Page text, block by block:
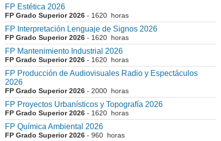
FP Estética 2026
FP Grado Superior 2026 - 1620 horas
FP Interpretación Lenguaje de Signos 2026
FP Grado Superior 2026 - 1620 horas
FP Mantenimiento Industrial 2026
FP Grado Superior 2026 - 1620 horas
FP Producción de Audiovisuales Radio y Espectáculos
2026
FP Grado Superior 2026 - 2000 horas
FP Proyectos Urbanísticos y Topografía 2026
FP Grado Superior 2026 - 1620 horas
FP Química Ambiental 2026
FP Grado Superior 2026 - 960 horas